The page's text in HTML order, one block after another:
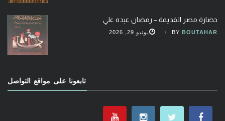
حضارة مصر القديمة – رمضان عبده علي
BY BOUTAHAR يونيو 29, 2026
تابعونا على مواقع التواصل